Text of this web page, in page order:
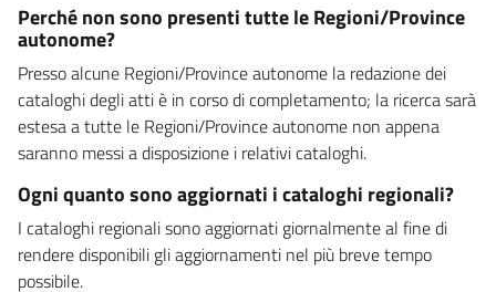
Perché non sono presenti tutte le Regioni/Province
autonome?
Presso alcune Regioni/Province autonome la redazione dei
cataloghi degli atti è in corso di completamento; la ricerca sarà
estesa a tutte le Regioni/Province autonome non appena
saranno messi a disposizione i relativi cataloghi.
Ogni quanto sono aggiornati i cataloghi regionali?
I cataloghi regionali sono aggiornati giornalmente al fine di
rendere disponibili gli aggiornamenti nel più breve tempo
possibile.